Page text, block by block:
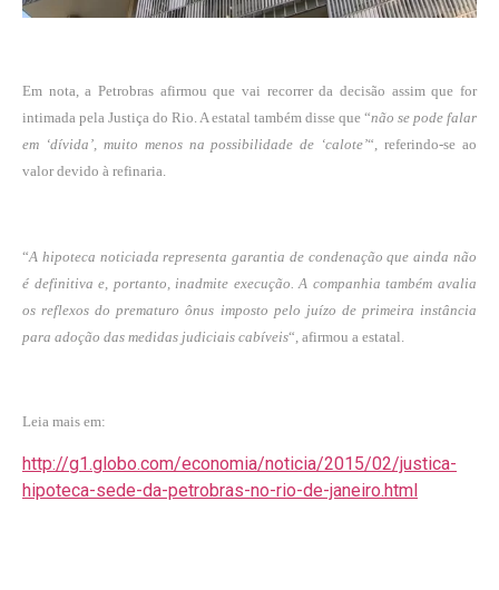
Em nota, a Petrobras afirmou que vai recorrer da decisão assim que for
intimada pela Justiça do Rio. A estatal também disse que “não se pode falar
em ‘dívida’, muito menos na possibilidade de ‘calote’“, referindo-se ao
valor devido à refinaria.
“A hipoteca noticiada representa garantia de condenação que ainda não
é definitiva e, portanto, inadmite execução. A companhia também avalia
os reflexos do prematuro ônus imposto pelo juízo de primeira instância
para adoção das medidas judiciais cabíveis“, afirmou a estatal.
Leia mais em:
http://g1.globo.com/economia/noticia/2015/02/justica-
hipoteca-sede-da-petrobras-no-rio-de-janeiro.html